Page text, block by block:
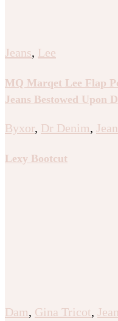
Jeans, Lee
MQ Marqet Lee Flap
Jeans Bestowed Upon
Byxor, Dr Denim,
Lexy Bootcut
Dam, Gina Tricot,